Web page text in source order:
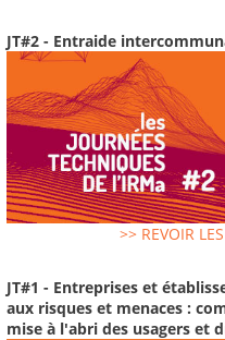
JT#2 - Entraide
>> REVOIR
JT#1 - Entreprises et
aux risques et menaces :
mise à l'abri des usagers et